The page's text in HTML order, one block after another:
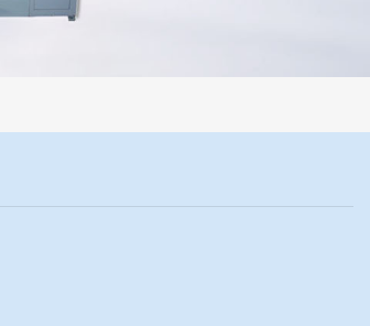
械化操作，没有人为误差，焦球形状与人工制焦球